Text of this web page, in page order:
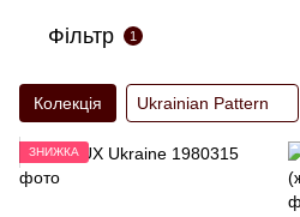
Фільтр 1
Колекція Ukrainian Pattern
ЗНИЖКА